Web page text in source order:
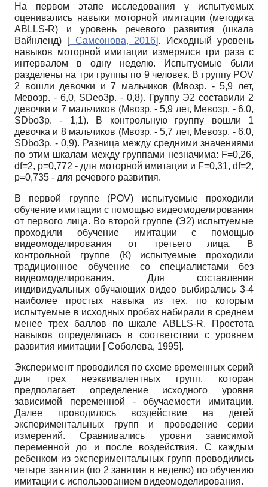
На первом этапе исследования у испытуемых
оценивались навыки моторной имитации (методика
ABLLS-R) и уровень речевого развития (шкала
Вайнленд) [Самсонова, 2016]. Исходный уровень
навыков моторной имитации измерялся три раза с
интервалом в одну неделю. Испытуемые были
разделены на три группы по 9 человек. В группу POV
2 вошли девочки и 7 мальчиков (Мвозр. - 5,9 лет,
Мевозр. - 6,0, SDeo3p.- 0,8). Группу Э2 составили 2
девочки и 7 мальчиков (Мвозр. - 5,9 лет, Meвoзр. - 6,0,
SDbo3p. - 1,1). В контрольную группу вошли 1
девочка и 8 мальчиков (Мвозр. - 5,7 лет, Meвoзр. - 6,0,
SDbo3p. - 0,9). Разница между средними значениями
по этим шкалам между группами незначима: F=0,26,
df=2, p=0,772- для моторной имитации и F=0,31, df=2,
p=0,735 - для речевого развития.
В первой группе (POV) испытуемые проходили
обучение имитации с помощью видеомоделирования
от первого лица. Во второй группе (Э2) испытуемые
проходили обучение имитации с помощью
видеомоделирования от третьего лица. В
контрольной группе (К) испытуемые проходили
традиционное обучение со специалистами без
видеомоделирования. Для составления
индивидуальных обучающих видео выбирались 3-4
наиболее простых навыка из тех, по которым
испытуемые в исходных пробах набирали в среднем
менее трех баллов по шкалеABLLS-R.
Простота
навыков определялась в соответствии с уровнем
развития имитации [Соболева, 1995].
Эксперимент проводился по схеме временных серий
для трех неэквивалентных групп, которая
предполагает определение исходного уровня
зависимой переменной - обучаемости имитации.
Далее проводилось воздействие на детей
экспериментальных групп и проведение серии
измерений. Сравнивались уровни зависимой
переменной до и после воздействия. С каждым
ребенком из экспериментальных групп проводились
четыре занятия (по 2 занятия в неделю) по обучению
имитации с использованием видеомоделирования.